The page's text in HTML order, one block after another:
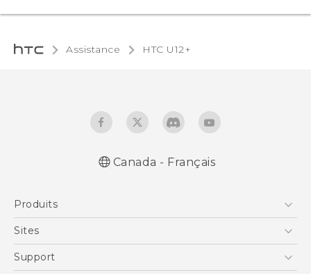
Assistance HTC U12+‎
Canada - Français
Produits
5G
EXODUS
Sites
HTC Dev
Support